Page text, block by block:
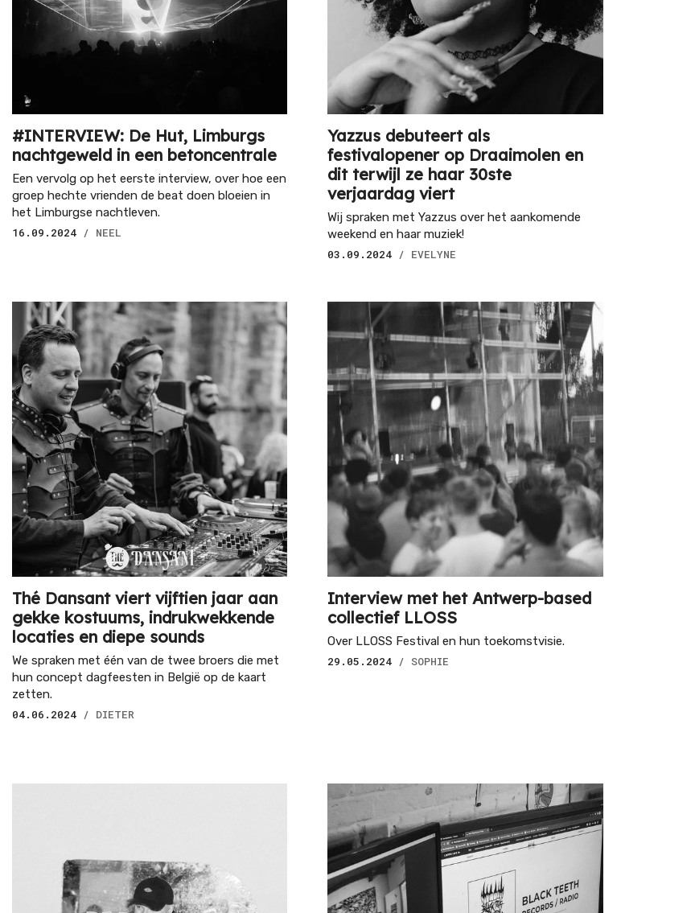
#INTERVIEW: De Hut, Limburgs
nachtgeweld in een betoncentrale
Een vervolg op het eerste interview, over hoe een
groep hechte vrienden de beat doen bloeien in
het Limburgse nachtleven.
16.09.2024 / NEEL
Yazzus debuteert als
festivalopener op Draaimolen en
dit terwijl ze haar 30ste
verjaardag viert
Wij spraken met Yazzus over het aankomende
weekend en haar muziek!
03.09.2024 / EVELYNE
Thé Dansant viert vijftien jaar aan
gekke kostuums, indrukwekkende
locaties en diepe sounds
We spraken met één van de twee broers die met
hun concept dagfeesten in België op de kaart
zetten.
04.06.2024 / DIETER
Interview met het Antwerp-based
collectief LLOSS
Over LLOSS Festival en hun toekomstvisie.
29.05.2024 / SOPHIE